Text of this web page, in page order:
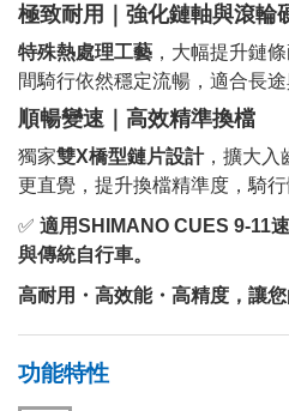
極致耐用｜強化鏈軸與滾輪
特殊熱處理工藝 ，大幅提升鏈
間騎行依然穩定流暢，適合長途
順暢變速｜高效精準換檔
獨家雙X橋型鏈片設計，擴大入
更直覺，提升換檔精準度，騎行
✅ 適用SHIMANO CUES 9-11
與傳統自行車。
高耐用・高效能・高精度，讓
功能特性